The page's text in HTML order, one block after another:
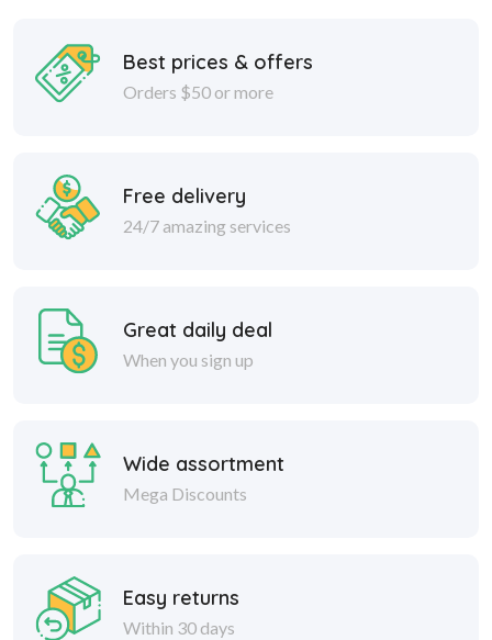
Best prices & offers
Orders $50 or more
Free delivery
24/7 amazing services
Great daily deal
When you sign up
Wide assortment
Mega Discounts
Easy returns
Within 30 days